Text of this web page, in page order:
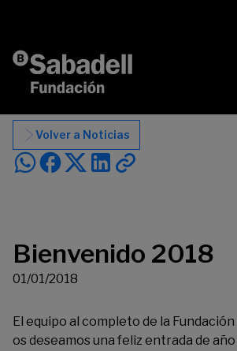
Volver a Noticias
Bienvenido 2018
01/01/2018
El equipo al completo de la
os deseamos una feliz entrada de